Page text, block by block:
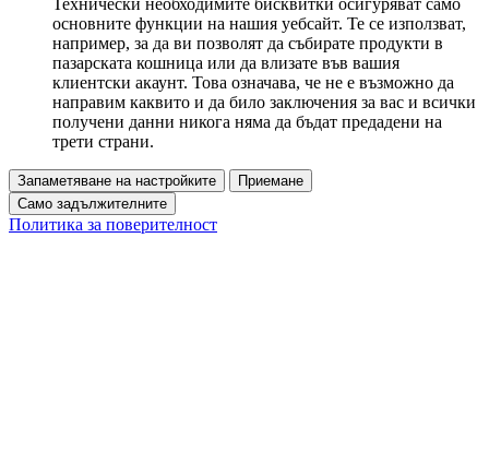
Технически необходимите бисквитки осигуряват само
основните функции на нашия уебсайт. Те се използват,
например, за да ви позволят да събирате продукти в
пазарската кошница или да влизате във вашия
клиентски акаунт. Това означава, че не е възможно да
направим каквито и да било заключения за вас и всички
получени данни никога няма да бъдат предадени на
трети страни.
Запаметяване на настройките
Приемане
Само задължителните
Политика за поверителност